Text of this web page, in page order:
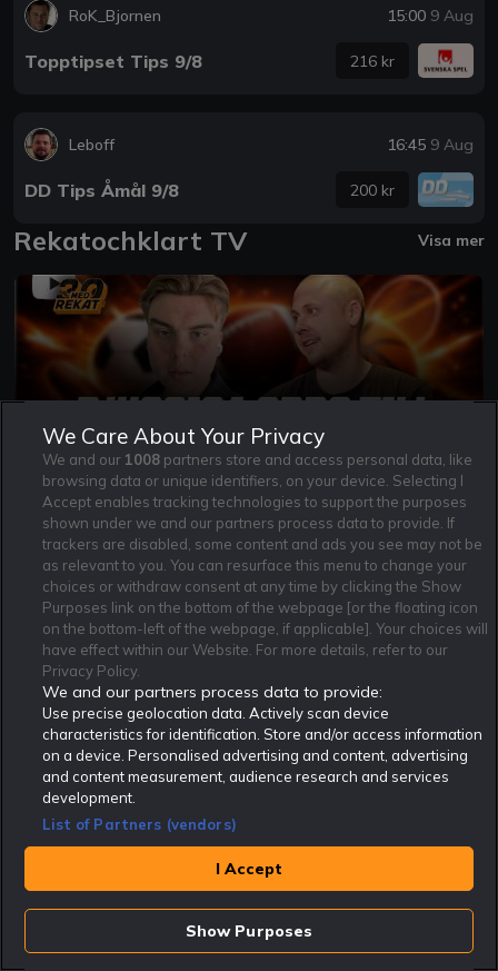
RoK_Bjornen 15:00 9 Aug
Topptipset Tips 9/8 216 kr
Leboff 16:45 9 Aug
DD Tips Åmål 9/8 200 kr
Rekatochklart TV Visa mer
30MedRekat | MÅSTE-SPEL i Allsvenskan! |
Speltips & Analys
Vinnarcirkeln | V85 Trav 8/8 Östersund
Senaste sportnyheterna Visa mer
We Care About Your Privacy
We and our 1008 partners store and access personal data, like
browsing data or unique identifiers, on your device. Selecting I
Accept enables tracking technologies to support the purposes
shown under we and our partners process data to provide. If
trackers are disabled, some content and ads you see may not be
as relevant to you. You can resurface this menu to change your
choices or withdraw consent at any time by clicking the Show
Purposes link on the bottom of the webpage [or the floating icon
on the bottom-left of the webpage, if applicable]. Your choices will
have effect within our Website. For more details, refer to our
Privacy Policy.
We and our partners process data to provide:
Use precise geolocation data. Actively scan device
characteristics for identification. Store and/or access information
on a device. Personalised advertising and content, advertising
and content measurement, audience research and services
development.
List of Partners (vendors)
I Accept
Show Purposes